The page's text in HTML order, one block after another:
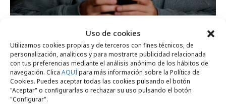
Uso de cookies
Utilizamos cookies propias y de terceros con fines técnicos, de
personalización, analíticos y para mostrarte publicidad relacionada
con tus preferencias mediante el análisis anónimo de los hábitos de
navegación. Clica AQUÍpara más información sobre la Política de
Cookies. Puedes aceptar todas las cookies pulsando el botón
"Aceptar" o configurarlas o rechazar su uso pulsando el botón
"Configurar".
Francia aprueba la prohibición de las
redes sociales a menores de 15 años
Formación y estudios